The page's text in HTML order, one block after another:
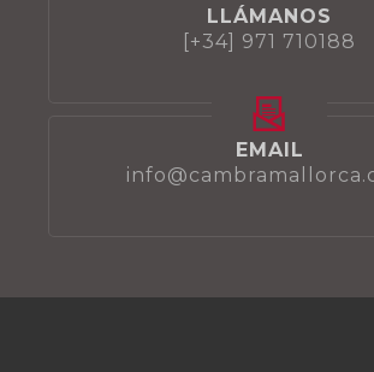
LLÁMANOS
[+34] 971 710188
EMAIL